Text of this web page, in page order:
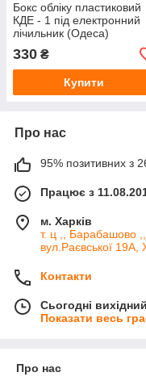
Бокс обліку пластиковий
КДЕ - 1 під електронний
лічильник (Одеса)
330 ₴
Купити
Про нас
95% позитивних з
Працює з
м. Харків
т. ц ,, Барабашово ,,
вул.Раєвської 19А,
Контакти
Сьогодні вихідний
Показати весь
Про нас